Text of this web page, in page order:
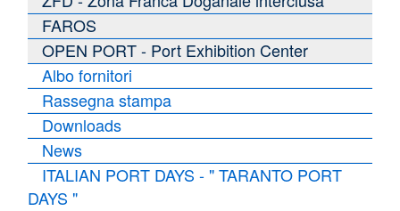
FAROS
OPEN PORT - Port Exhibition Center
Albo fornitori
Rassegna stampa
Downloads
News
ITALIAN PORT DAYS - " TARANTO PORT
DAYS "